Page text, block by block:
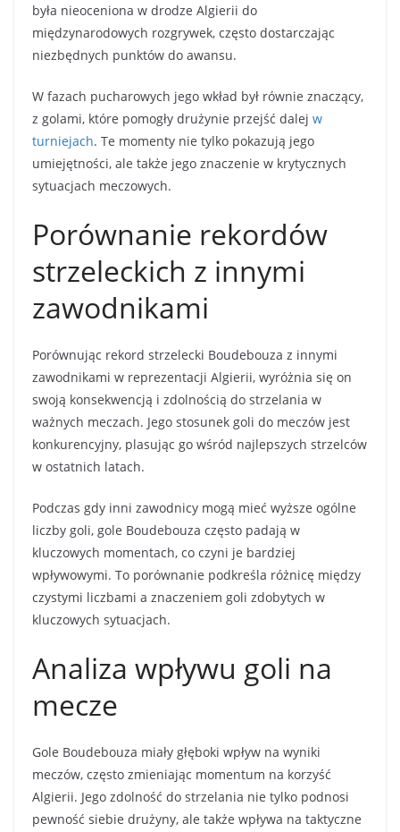
była nieoceniona w drodze Algierii do
międzynarodowych rozgrywek, często dostarczając
niezbędnych punktów do awansu.
W fazach pucharowych jego wkład był równie znaczący,
z golami, które pomogły drużynie przejść dalej w
turniejach. Te momenty nie tylko pokazują jego
umiejętności, ale także jego znaczenie w krytycznych
sytuacjach meczowych.
Porównanie rekordów
strzeleckich z innymi
zawodnikami
Porównując rekord strzelecki Boudebouza z innymi
zawodnikami w reprezentacji Algierii, wyróżnia się on
swoją konsekwencją i zdolnością do strzelania w
ważnych meczach. Jego stosunek goli do meczów jest
konkurencyjny, plasując go wśród najlepszych strzelców
w ostatnich latach.
Podczas gdy inni zawodnicy mogą mieć wyższe ogólne
liczby goli, gole Boudebouza często padają w
kluczowych momentach, co czyni je bardziej
wpływowymi. To porównanie podkreśla różnicę między
czystymi liczbami a znaczeniem goli zdobytych w
kluczowych sytuacjach.
Analiza wpływu goli na
mecze
Gole Boudebouza miały głęboki wpływ na wyniki
meczów, często zmieniając momentum na korzyść
Algierii. Jego zdolność do strzelania nie tylko podnosi
pewność siebie drużyny, ale także wpływa na taktyczne